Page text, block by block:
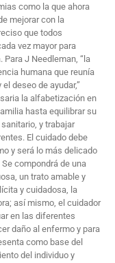
como la que ahora
mejorar con la
que todos
vez mayor para
J Needleman, “la
humana que reunía
deseo de ayudar,”
la alfabetización en
hasta equilibrar su
y trabajar
El cuidado debe
y será lo más delicado
compondrá de una
un trato amable y
y cuidadosa, la
así mismo, el cuidador
en las diferentes
daño al enfermo y para
como base del
del individuo y